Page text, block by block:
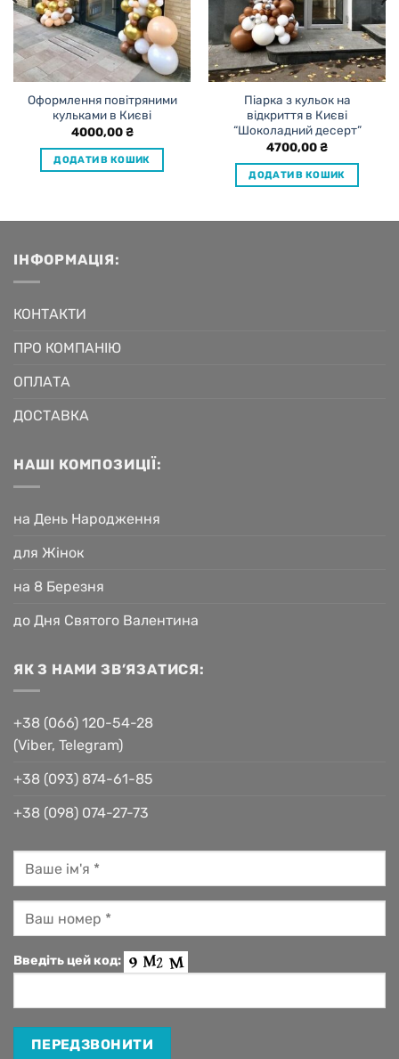
Оформлення повітряними
кульками в Києві
4000,00₴
ДОДАТИ В КОШИК
Піарка з кульок на
відкриття в Києві
“Шоколадний десерт”
4700,00₴
ДОДАТИ В КОШИК
ІНФОРМАЦІЯ:
КОНТАКТИ
ПРО КОМПАНІЮ
ОПЛАТА
ДОСТАВКА
НАШІ КОМПОЗИЦІЇ:
на День Народження
для Жінок
на 8 Березня
до Дня Святого Валентина
ЯК З НАМИ ЗВ’ЯЗАТИСЯ:
+38 (066) 120-54-28
(Viber, Telegram)
+38 (093) 874-61-85
+38 (098) 074-27-73
Введіть цей код: